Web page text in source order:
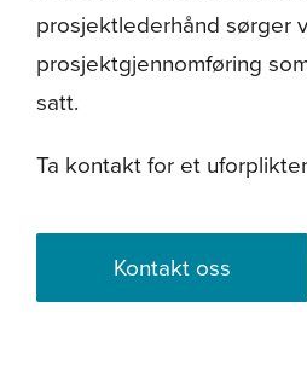
prosjektlederhånd sørger
prosjektgjennomføring
satt.
Ta kontakt for et
Kontakt oss